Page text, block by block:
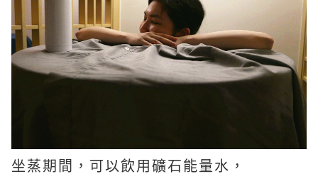
坐蒸期間，可以飲用礦石能量水，